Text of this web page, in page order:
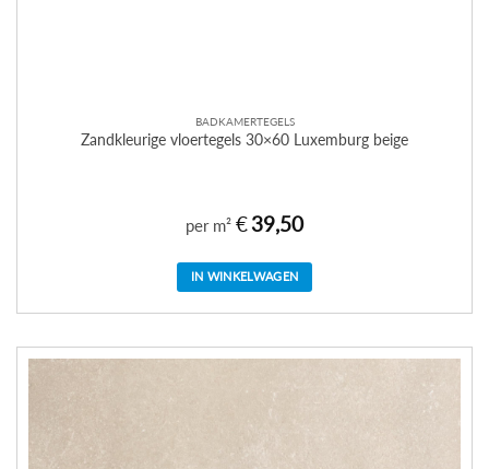
BADKAMERTEGELS
Zandkleurige vloertegels 30×60 Luxemburg beige
per m² €39,50
IN WINKELWAGEN